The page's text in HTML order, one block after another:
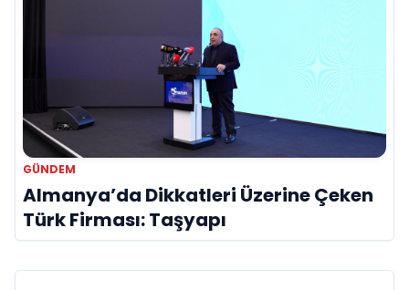
GÜNDEM
Almanya’da Dikkatleri Üzerine Çeken
Türk Firması: Taşyapı